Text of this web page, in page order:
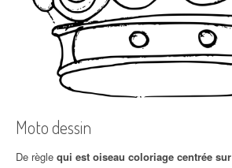
Moto dessin
De règle qui est oiseau coloriage centrée sur